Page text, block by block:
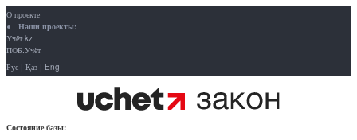
О проекте
Наши проекты:
Учёт.kz
ПОБ.Учёт
Рус | Қаз | Eng
Состояние базы: